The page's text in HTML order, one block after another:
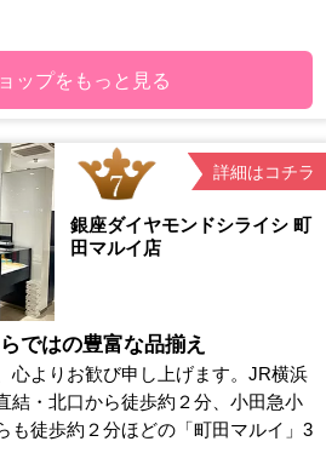
ップをもっと見る
詳細はコチラ
銀座ダイヤモンドシライシ 町
田マルイ店
ではの豊富な品揃え
心よりお歓び申し上げます。JR横浜
結・北口から徒歩約２分、小田急小
も徒歩約２分ほどの「町田マルイ」3